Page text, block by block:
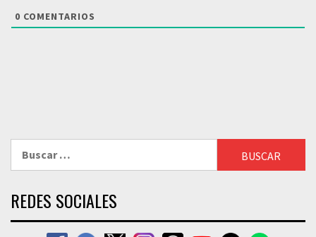
0 COMENTARIOS
REDES SOCIALES